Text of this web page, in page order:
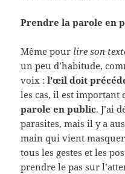
Prendre la parole en
Même pour lire son
un peu d’habitude,
voix :l’œil doit
les cas, il est important
parole en public. J’ai
parasites, mais il y a
main qui vient masquer
tous les gestes et les
prendre le pas sur